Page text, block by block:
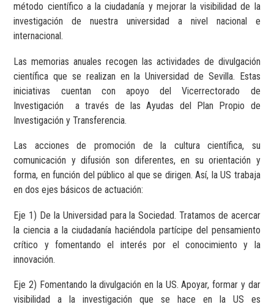
método científico a la ciudadanía y mejorar la visibilidad de la
investigación de nuestra universidad a nivel nacional e
internacional.
Las memorias anuales recogen las actividades de divulgación
científica que se realizan en la Universidad de Sevilla. Estas
iniciativas cuentan con apoyo del Vicerrectorado de
Investigación a través de las Ayudas del Plan Propio de
Investigación y Transferencia.
Las acciones de promoción de la cultura científica, su
comunicación y difusión son diferentes, en su orientación y
forma, en función del público al que se dirigen. Así, la US trabaja
en dos ejes básicos de actuación:
Eje 1) De la Universidad para la Sociedad. Tratamos de acercar
la ciencia a la ciudadanía haciéndola partícipe del pensamiento
crítico y fomentando el interés por el conocimiento y la
innovación.
Eje 2) Fomentando la divulgación en la US. Apoyar, formar y dar
visibilidad a la investigación que se hace en la US es